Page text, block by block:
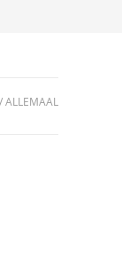
ALLEMAAL